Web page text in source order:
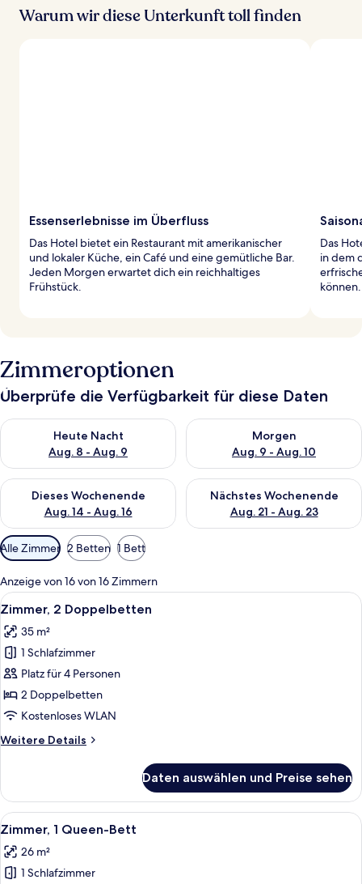
Warum wir diese Unterkunft toll finden
Essenserlebnisse im Überfluss
Das Hotel bietet ein Restaurant mit amerikanischer
und lokaler Küche, ein Café und eine gemütliche Bar.
Jeden Morgen erwartet dich ein reichhaltiges
Frühstück.
Das
in dem
können.
Zimmeroptionen
Überprüfe die Verfügbarkeit für diese Daten
Heute Nacht
Aug. 8 - Aug. 9
Überprüfe die Verfügbarkeit für heute Nacht, Aug. 8 - Aug. 9.
Morgen
Aug. 9 - Aug. 10
Überprüfe die Verfügbarkeit
Dieses Wochenende
Aug. 14 - Aug. 16
Überprüfe die Verfügbarkeit für dieses Wochenende, Aug. 14
Nächstes Wochenende
Aug. 21 - Aug. 23
Überprüfe die Verfügbarkeit
Verfügbare
Filter
für
Zimmer
Alle Zimmer 2 Betten 1 Bett
Anzeige von 16 von 16 Zimmern
Alle
Fotos
für
Zimmer,
2 Doppelbetten
anzeigen
Ein Hotelzimmer mit einem großen
5
Zimmer, 2 Doppelbetten
35 m²
1 Schlafzimmer
Platz für 4 Personen
2 Doppelbetten
Kostenloses WLAN
Weitere Details
Weitere
2 Doppelbetten
Daten auswählen und Preise sehen
Alle
Fotos
für
Zimmer,
Zimmer, 1 Queen-Bett |
4
Zimmer, 1 Queen-Bett
26 m²
1 Schlafzimmer